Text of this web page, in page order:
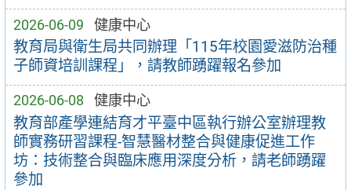
2026-06-09 健康中心
教育局與衛生局共同辦理「115年校園愛滋防治種
子師資培訓課程」，請教師踴躍報名參加
2026-06-08 健康中心
教育部產學連結育才平臺中區執行辦公室辦理教
師實務研習課程-智慧醫材整合與健康促進工作
坊：技術整合與臨床應用深度分析，請老師踴躍
參加